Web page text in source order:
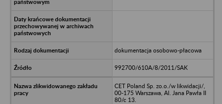
dokumentacja osobowo-płacowa
992700/610A/8/2011/SAK
CET Poland Sp. zo.o./w likwidacji/,
00-175 Warszawa, Al. Jana Pawła II
80/c 13.